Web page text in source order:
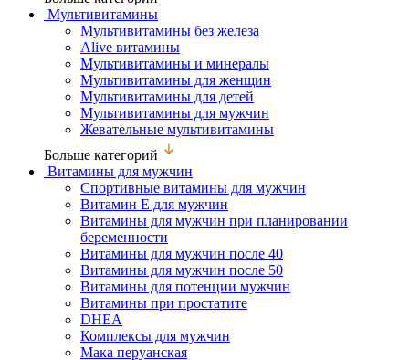
Мультивитамины
Мультивитамины без железа
Alive витамины
Мультивитамины и минералы
Мультивитамины для женщин
Мультивитамины для детей
Мультивитамины для мужчин
Жевательные мультивитамины
Больше категорий
Витамины для мужчин
Спортивные витамины для мужчин
Витамин Е для мужчин
Витамины для мужчин при планировании
беременности
Витамины для мужчин после 40
Витамины для мужчин после 50
Витамины для потенции мужчин
Витамины при простатите
DHEA
Комплексы для мужчин
Мака перуанская